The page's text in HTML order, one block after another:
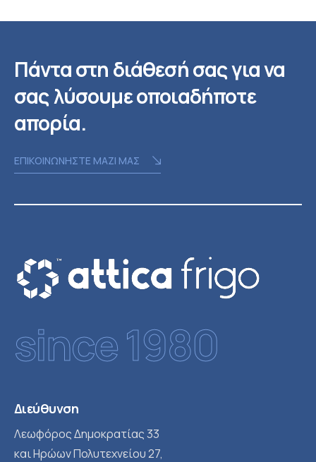
Πάντα στη διάθεσή σας για να
σας λύσουμε οποιαδήποτε
απορία.
ΕΠΙΚΟΙΝΩΝΗΣΤΕ ΜΑΖΙ ΜΑΣ
since 1980
Διεύθυνση
Λεωφόρος Δημοκρατίας 33
και Ηρώων Πολυτεχνείου 27,